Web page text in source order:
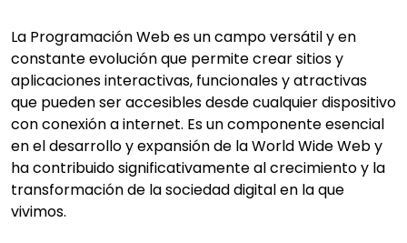
La Programación Web es un campo versátil y en
constante evolución que permitecrear sitiosy
aplicaciones interactivas, funcionales y atractivas
que pueden ser accesibles desde cualquier dispositivo
con conexión a internet. Es un componente esencial
en el desarrollo y expansión de la World Wide Web y
ha contribuido significativamente al crecimiento y la
transformación de la sociedad digital en la que
vivimos.